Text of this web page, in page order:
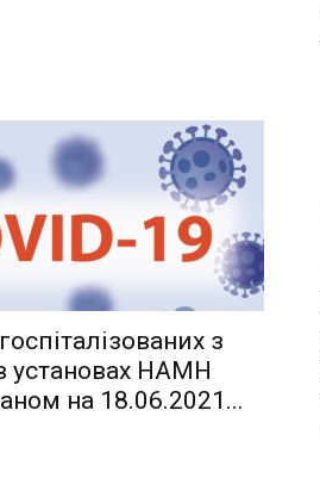
з
установах НАМН
на 18.06.2021...